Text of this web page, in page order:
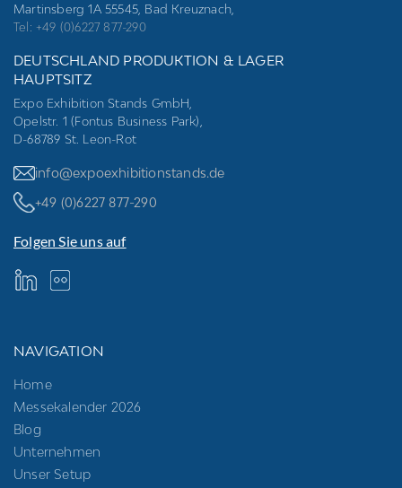
Martinsberg 1A 55545, Bad Kreuznach,
Tel: +49 (0)6227 877-290
DEUTSCHLAND PRODUKTION & LAGER
HAUPTSITZ
Expo Exhibition Stands GmbH,
Opelstr. 1 (Fontus Business Park),
D-68789 St. Leon-Rot
info@expoexhibitionstands.de
+49 (0)6227 877-290
Folgen Sie uns auf
NAVIGATION
Home
Messekalender 2026
Blog
Unternehmen
Unser Setup